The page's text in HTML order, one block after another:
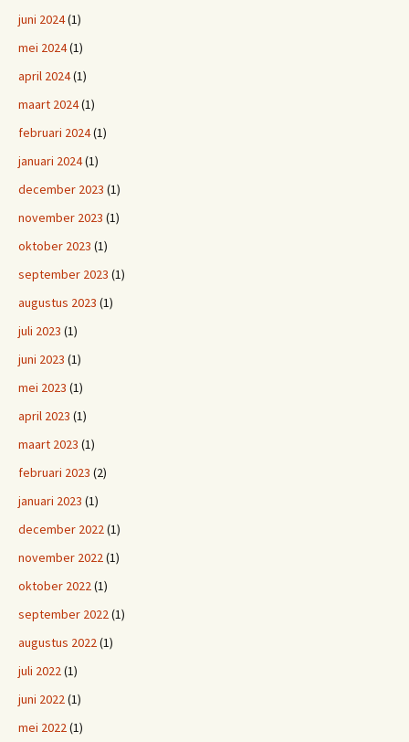
juni 2024(1)
mei 2024(1)
april 2024(1)
maart 2024(1)
februari 2024(1)
januari 2024(1)
december 2023 (1)
november 2023 (1)
oktober 2023 (1)
september 2023 (1)
augustus 2023 (1)
juli 2023 (1)
juni 2023 (1)
mei 2023 (1)
april 2023 (1)
maart 2023 (1)
februari 2023 (2)
januari 2023 (1)
december 2022(1)
november 2022(1)
oktober 2022(1)
september 2022(1)
augustus 2022(1)
juli 2022(1)
juni 2022(1)
mei 2022(1)